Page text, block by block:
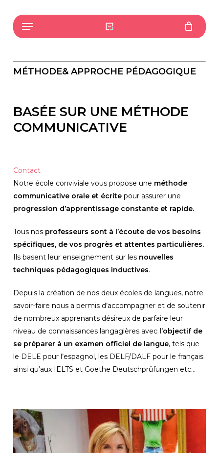
main
Menu
MÉTHODE& APPROCHE PÉDAGOGIQUE
BASÉE SUR UNE MÉTHODE
COMMUNICATIVE
Contact
Notre école conviviale vous propose une méthode
communicative orale et écrite
progression d’apprentissage constante et rapide.
Tous nos professeurs sont à l’écoute de vos besoins
spécifiques, de vos progrès et attentes particulières.
Ils basent leur enseignement sur les nouvelles
techniques pédagogiques inductives.
Depuis la création de nos deux écoles de langues, notre
savoir-faire nous a permis d’accompagner et de soutenir
de nombreux apprenants désireux de parfaire leur
niveau de connaissances langagières avec l’objectif de
se préparer à un examen officiel de langue, tels que
le DELE pour l’espagnol, les DELF/DALF pour le français
ainsi qu’aux IELTS et Goethe Deutschprüfungen etc…